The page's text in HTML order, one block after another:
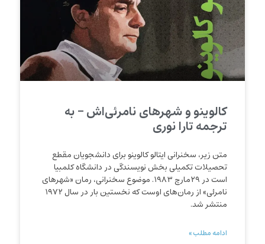
کالوینو و شهرهای نامرئی‌اش – به
ترجمه تارا نوری
متن زیر، سخنرانی ایتالو کالوینو برای دانشجویان مقطع
تحصیلات تکمیلی بخش نویسندگی در دانشگاه کلمبیا
است در ۲۹مارچ ۱۹۸۳. موضوع سخنرانی، رمان «شهرهای
نامرئی» از رمان‌های اوست که نخستین بار در سال ۱۹۷۲
منتشر شد.
ادامه مطلب »